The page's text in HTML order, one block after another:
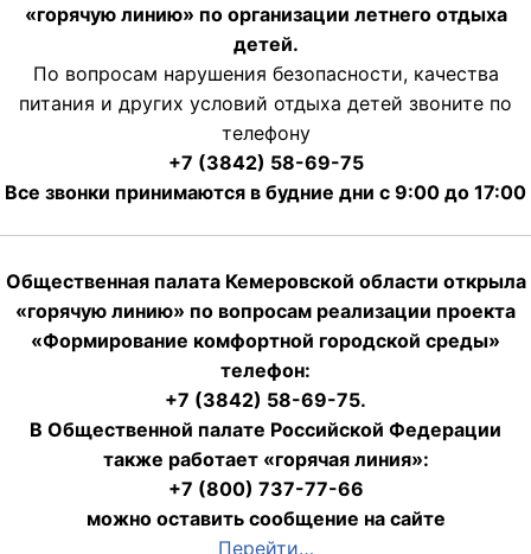
«горячую линию» по организации летнего отдыха
детей.
По вопросам нарушения безопасности, качества
питания и других условий отдыха детей звоните по
телефону
+7 (3842) 58-69-75
Все звонки принимаются в будние дни с 9:00 до 17:00
Общественная палата Кемеровской области открыла
«горячую линию» по вопросам реализации проекта
«Формирование комфортной городской среды»
телефон:
+7 (3842) 58-69-75.
В Общественной палате Российской Федерации
также работает «горячая линия»:
+7 (800) 737-77-66
можно оставить сообщение на сайте
Перейти…